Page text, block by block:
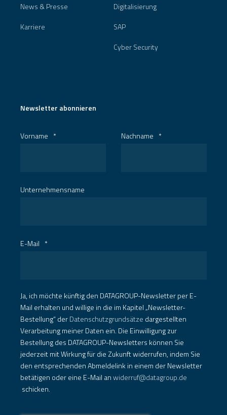
News & Presse
Karriere
Digitalisierung
SAP
Cyber Security
Newsletter abonnieren
Vorname * Nachname *
Unternehmensname
E-Mail *
Ja, ich möchte künftig den DATAGROUP-Newsletter per E-
Mail erhalten und willige in die im Kapitel „Newsletter-
Bestellung“ derDatenschutzgrundsätze dargestellten
Verarbeitung meiner Daten ein. Die Einwilligung zur
Bestellung des DATAGROUP-Newsletters können Sie
jederzeit mit Wirkung für die Zukunft widerrufen, indem Sie
den entsprechenden Abmeldelink in einem der Newsletter
betätigen oder eine E-Mail anwiderruf@datagroup.de
schicken.